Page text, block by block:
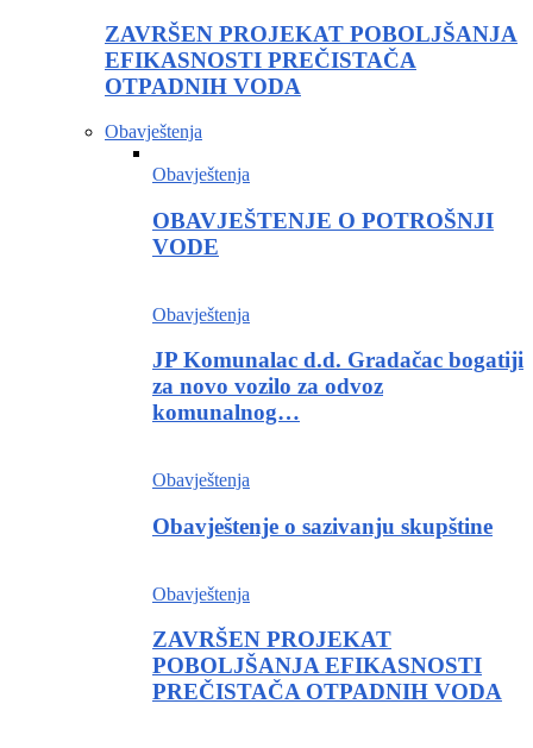
ZAVRŠEN PROJEKAT POBOLJŠANJA
EFIKASNOSTI PREČISTAČA
OTPADNIH VODA
Obavještenja
Obavještenja
OBAVJEŠTENJE O POTROŠNJI
VODE
Obavještenja
JP Komunalac d.d. Gradačac bogatiji
za novo vozilo za odvoz
komunalnog…
Obavještenja
Obavještenje o sazivanju skupštine
Obavještenja
ZAVRŠEN PROJEKAT
POBOLJŠANJA EFIKASNOSTI
PREČISTAČA OTPADNIH VODA